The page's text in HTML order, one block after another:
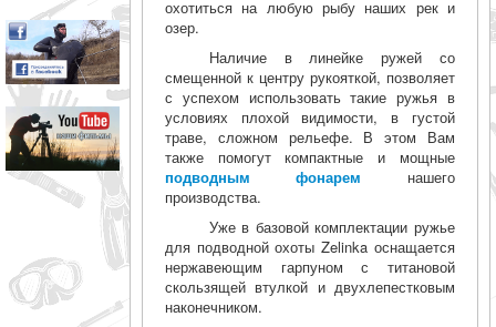
охотиться на любую рыбу наших рек и
озер.
Наличие в линейке ружей со
смещенной к центру рукояткой, позволяет
с успехом использовать такие ружья в
условиях плохой видимости, в густой
траве, сложном рельефе. В этом Вам
также помогут компактные и мощные
подводным фонарем нашего
производства.
Уже в базовой комплектации ружье
для подводной охоты Zelinka оснащается
нержавеющим гарпуном с титановой
скользящей втулкой и двухлепестковым
наконечником.